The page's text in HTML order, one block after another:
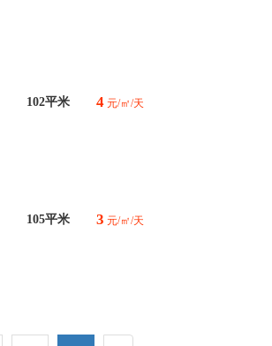
102平米 4 元/㎡/天
105平米 3 元/㎡/天